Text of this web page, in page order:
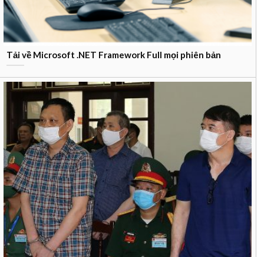
Tải về Microsoft .NET Framework Full mọi phiên bản